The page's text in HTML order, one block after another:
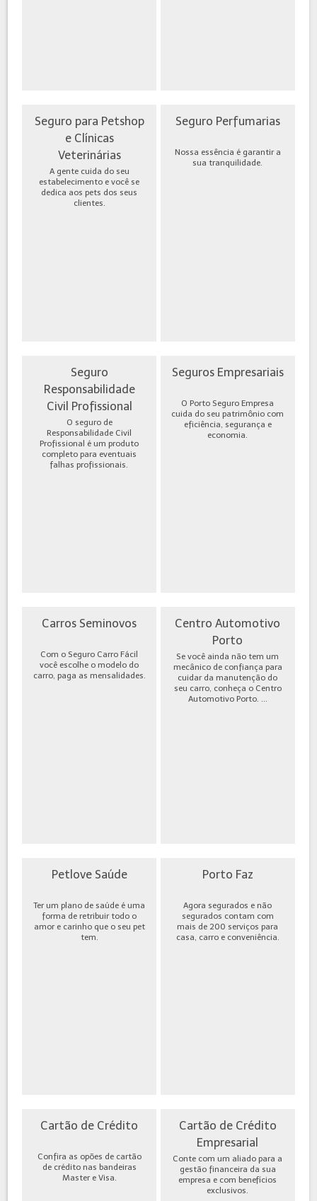
Seguro para Petshop
e Clínicas
Veterinárias
A gente cuida do seu
estabelecimento e você se
dedica aos pets dos seus
clientes.
Seguro Perfumarias
Nossa essência é garantir a
sua tranquilidade.
Seguro
Responsabilidade
Civil Profissional
O seguro de
Responsabilidade Civil
Profissional é um produto
completo para eventuais
falhas profissionais.
Seguros Empresariais
O Porto Seguro Empresa
cuida do seu patrimônio com
eficiência, segurança e
economia.
Carros Seminovos
Com o Seguro Carro Fácil
você escolhe o modelo do
carro, paga as mensalidades.
Centro Automotivo
Porto
Se você ainda não tem um
mecânico de confiança para
cuidar da manutenção do
seu carro, conheça o Centro
Automotivo Porto. ...
Petlove Saúde
Ter um plano de saúde é uma
forma de retribuir todo o
amor e carinho que o seu pet
tem.
Porto Faz
Agora segurados e não
segurados contam com
mais de 200 serviços para
casa, carro e conveniência.
Cartão de Crédito
Confira as opões de cartão
de crédito nas bandeiras
Master e Visa.
Cartão de Crédito
Empresarial
Conte com um aliado para a
gestão financeira da sua
empresa e com benefícios
exclusivos.